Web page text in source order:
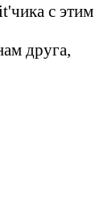
с этим
друга,